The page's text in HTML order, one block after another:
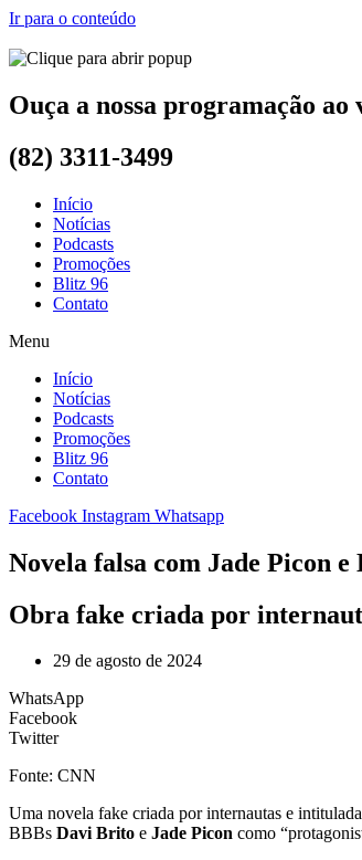
Ir para o conteúdo
Ouça a nossa programação ao
(82) 3311-3499
Início
Notícias
Podcasts
Promoções
Blitz 96
Contato
Menu
Início
Notícias
Podcasts
Promoções
Blitz 96
Contato
Facebook Instagram Whatsapp
Novela falsa com Jade Picon
Obra fake criada por
29 de agosto de 2024
WhatsApp
Facebook
Twitter
Fonte: CNN
Uma novela fake criada por internautas e intitulada
BBBs Davi Brito e Jade Picon como